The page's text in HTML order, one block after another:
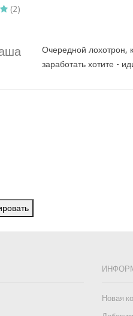
(2)
Очередной лохотрон,
заработать хотите -
Новая